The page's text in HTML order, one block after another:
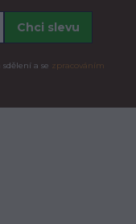
Chci slevu
a se zpracováním